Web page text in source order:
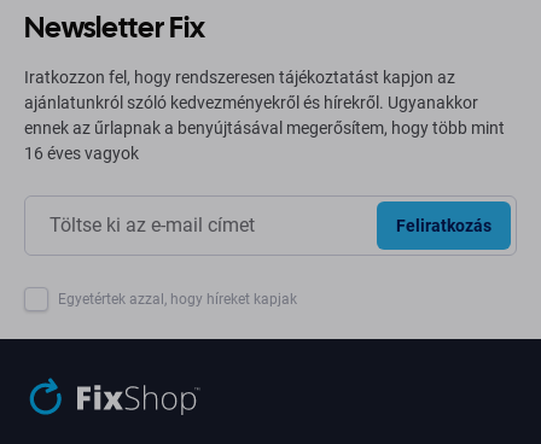
Newsletter Fix
Iratkozzon fel, hogy rendszeresen tájékoztatást kapjon az
ajánlatunkról szóló kedvezményekről és hírekről. Ugyanakkor
ennek az űrlapnak a benyújtásával megerősítem, hogy több mint
16 éves vagyok
Feliratkozás
Egyetértek azzal, hogy híreket kapjak